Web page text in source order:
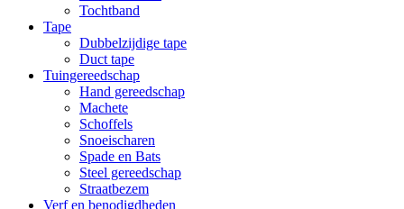
Tochtband
Tape
Dubbelzijdige tape
Duct tape
Tuingereedschap
Hand gereedschap
Machete
Schoffels
Snoeischaren
Spade en Bats
Steel gereedschap
Straatbezem
Verf en benodigdheden